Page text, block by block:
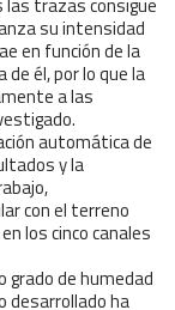
su intensidad
en función de la
él, por lo que la
a las
automática de
y la
con el terreno
los cinco canales
grado de humedad
desarrollado ha